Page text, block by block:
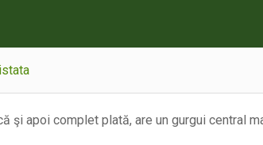
şi apoi complet plată, are un gurgui central